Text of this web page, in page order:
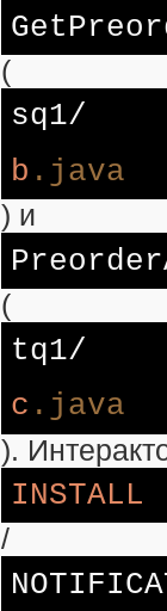
(
sq1/
b .java
) и
(
tq1/
c .java
).
INSTALL
/
NOTIFI